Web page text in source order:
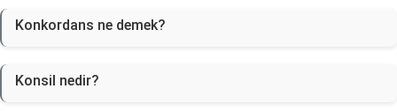
Konkordans ne demek?
Konsil nedir?